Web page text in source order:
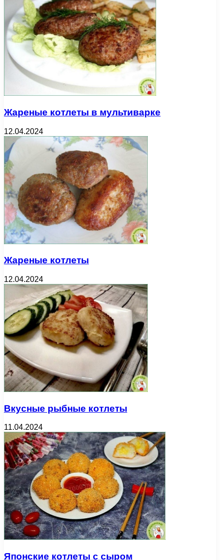
Жареные котлеты в мультиварке
12.04.2024
Жареные котлеты
12.04.2024
Вкусные рыбные котлеты
11.04.2024
Японские котлеты с сыром